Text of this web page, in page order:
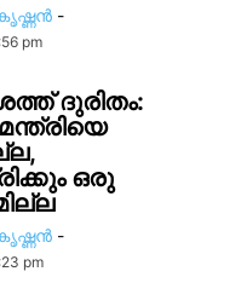
-
pm
ദുരിതം:
ഒരു
-
pm